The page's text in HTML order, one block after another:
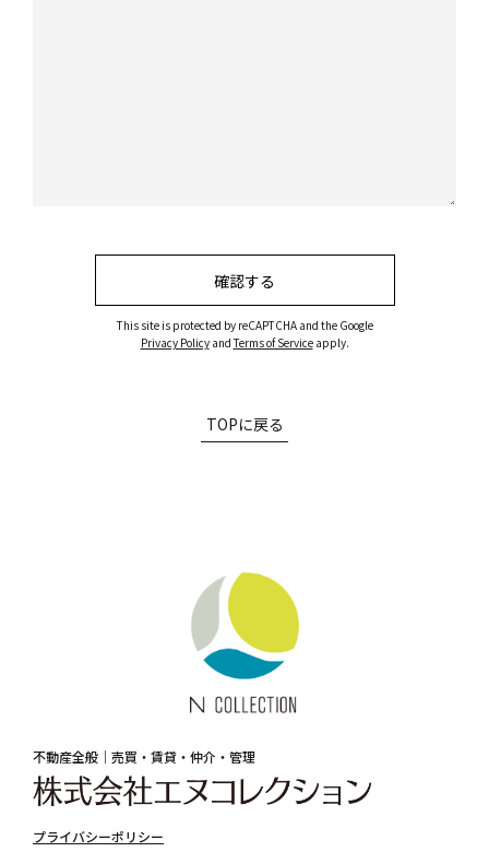
This site is protected by reCAPTCHA and the Google
Privacy PolicyandTerms of Serviceapply.
TOPに戻る
不動産全般｜売買・賃貸・仲介・管理
プライバシーポリシー